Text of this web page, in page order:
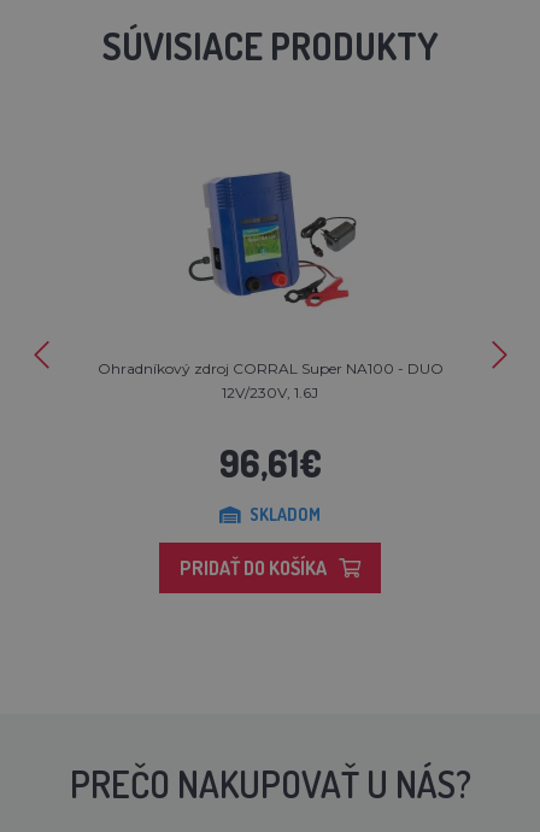
SÚVISIACE PRODUKTY
Ohradníkový zdroj CORRAL Super NA100 - DUO
12V/230V, 1.6J
96,61€
SKLADOM
PRIDAŤ DO KOŠÍKA
PREČO NAKUPOVAŤ U NÁS?